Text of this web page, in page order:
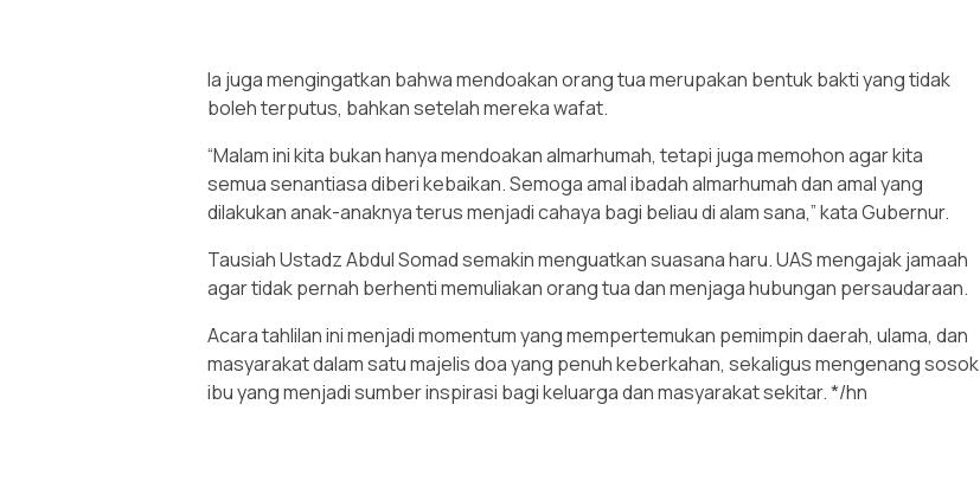
Ia juga mengingatkan bahwa mendoakan orang tua merupakan bentuk bakti yang tidak
boleh terputus, bahkan setelah mereka wafat.
“Malam ini kita bukan hanya mendoakan almarhumah, tetapi juga memohon agar kita
semua senantiasa diberi kebaikan. Semoga amal ibadah almarhumah dan amal yang
dilakukan anak-anaknya terus menjadi cahaya bagi beliau di alam sana,” kata Gubernur.
Tausiah Ustadz Abdul Somad semakin menguatkan suasana haru. UAS mengajak jamaah
agar tidak pernah berhenti memuliakan orang tua dan menjaga hubungan persaudaraan.
Acara tahlilan ini menjadi momentum yang mempertemukan pemimpin daerah, ulama, dan
masyarakat dalam satu majelis doa yang penuh keberkahan, sekaligus mengenang sosok
ibu yang menjadi sumber inspirasi bagi keluarga dan masyarakat sekitar. */hn